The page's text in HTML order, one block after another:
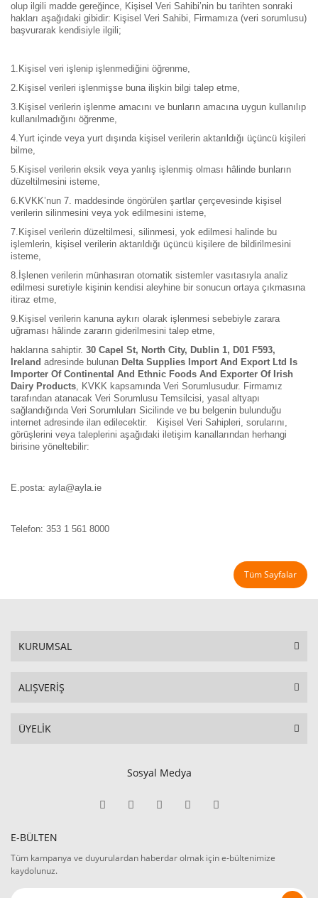
olup ilgili madde gereğince, Kişisel Veri Sahibi’nin bu tarihten sonraki
hakları aşağıdaki gibidir: Kişisel Veri Sahibi, Firmamıza (veri sorumlusu)
başvurarak kendisiyle ilgili;
1. Kişisel veri işlenip işlenmediğini öğrenme,
2. Kişisel verileri işlenmişse buna ilişkin bilgi talep etme,
3. Kişisel verilerin işlenme amacını ve bunların amacına uygun kullanılıp
kullanılmadığını öğrenme,
4.Yurt içinde veya yurt dışında kişisel verilerin aktarıldığı üçüncü kişileri
bilme,
5. Kişisel verilerin eksik veya yanlış işlenmiş olması hâlinde bunların
düzeltilmesini isteme,
6. KVKK’nun 7. maddesinde öngörülen şartlar çerçevesinde kişisel
verilerin silinmesini veya yok edilmesini isteme,
7. Kişisel verilerin düzeltilmesi, silinmesi, yok edilmesi halinde bu
işlemlerin, kişisel verilerin aktarıldığı üçüncü kişilere de bildirilmesini
isteme,
8. İşlenen verilerin münhasıran otomatik sistemler vasıtasıyla analiz
edilmesi suretiyle kişinin kendisi aleyhine bir sonucun ortaya çıkmasına
itiraz etme,
9. Kişisel verilerin kanuna aykırı olarak işlenmesi sebebiyle zarara
uğraması hâlinde zararın giderilmesini talep etme,
haklarına sahiptir. 30 Capel St, North City, Dublin 1, D01 F593,
Ireland adresinde bulunan Delta Supplies Import And Export Ltd Is
Importer Of Continental And Ethnic Foods And Exporter Of Irish
Dairy Products, KVKK kapsamında Veri Sorumlusudur. Firmamız
tarafından atanacak Veri Sorumlusu Temsilcisi, yasal altyapı
sağlandığında Veri Sorumluları Sicilinde ve bu belgenin bulunduğu
internet adresinde ilan edilecektir. Kişisel Veri Sahipleri, sorularını,
görüşlerini veya taleplerini aşağıdaki iletişim kanallarından herhangi
birisine yöneltebilir:
E.posta: ayla@ayla.ie
Telefon: 353 1 561 8000
Tüm Sayfalar
KURUMSAL
ALIŞVERİŞ
ÜYELİK
Sosyal Medya
E-BÜLTEN
Tüm kampanya ve duyurulardan haberdar olmak için e-bültenimize
kaydolunuz.